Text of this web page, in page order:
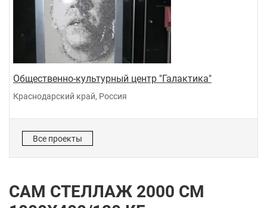
Общественно-культурный центр "Галактика"
Краснодарский край, Россия
Все проекты
САМ СТЕЛЛАЖ 2000 СМ